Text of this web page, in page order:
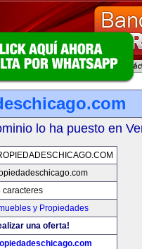
lo ha puesto en
caracteres
y Propiedades
una oferta!